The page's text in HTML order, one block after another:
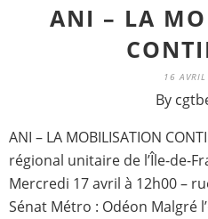
ANI – LA
16
By
ANI – LA MOBILISATION
régional unitaire de l’Île-de-
Mercredi 17 avril à 12h00 –
Sénat Métro : Odéon Malgré